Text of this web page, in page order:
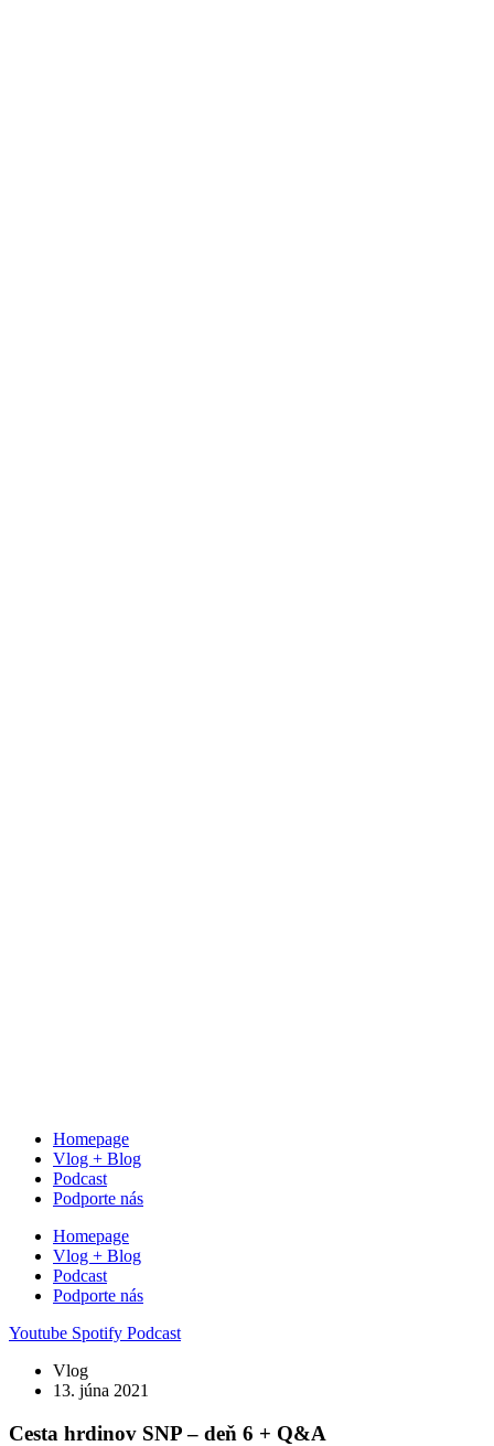
Homepage
Vlog + Blog
Podcast
Podporte nás
Homepage
Vlog + Blog
Podcast
Podporte nás
Youtube Spotify Podcast
Vlog
13. júna 2021
Cesta hrdinov SNP – deň 6 + Q&A